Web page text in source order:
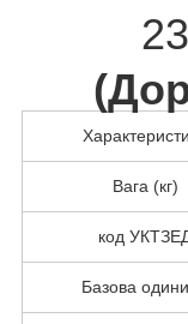
(
Вага (кг)
код
Базова